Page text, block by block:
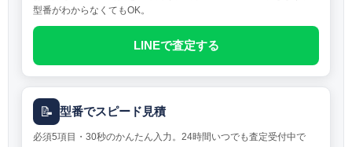
型番がわからなくてもOK。
LINEで査定する
📝 型番でスピード見積
必須5項目・30秒のかんたん入力。24時間いつでも査定受付中で